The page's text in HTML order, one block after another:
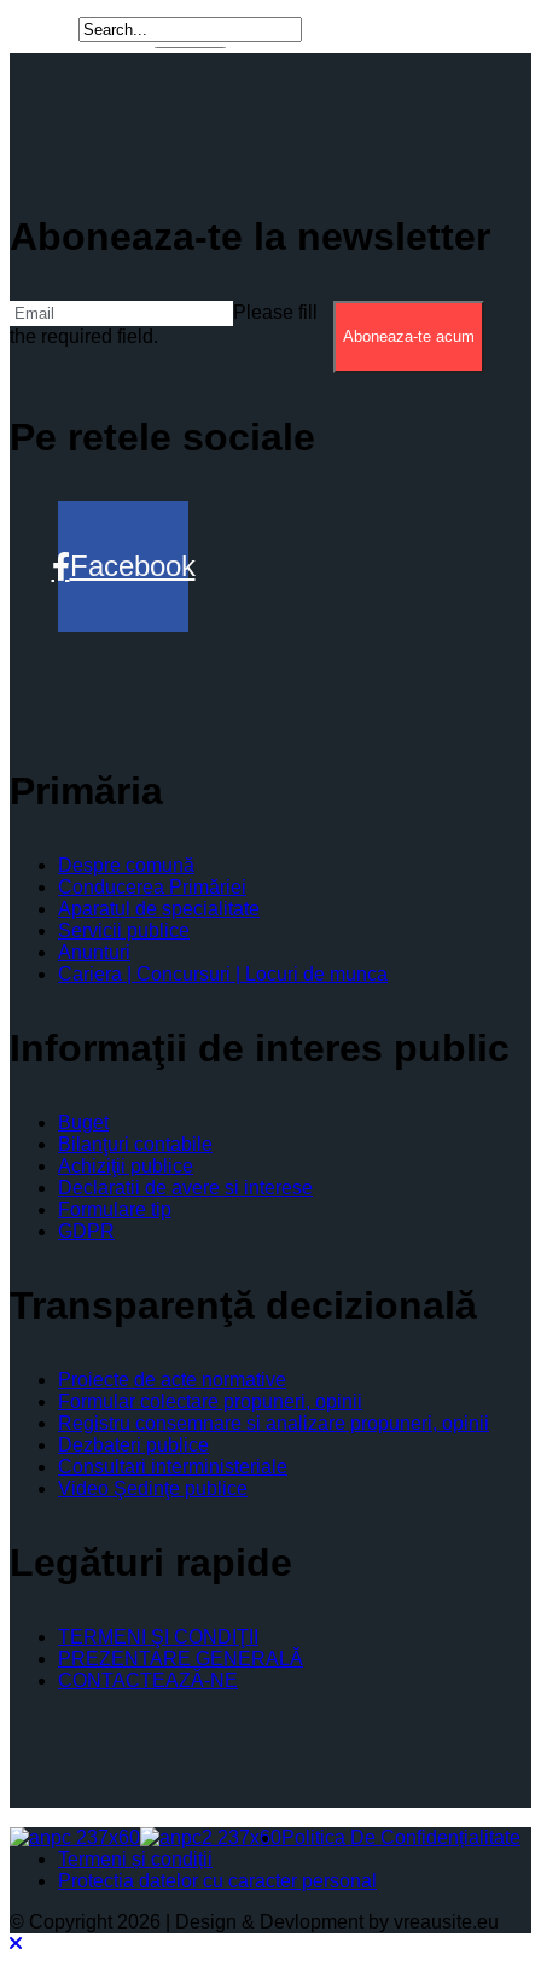
Aboneaza-te la newsletter
Please fill
the required field.
Aboneaza-te acum
Pe retele sociale
Facebook
Primăria
Despre comună
Conducerea Primăriei
Aparatul de specialitate
Servicii publice
Anunturi
Cariera | Concursuri | Locuri de munca
Informaţii de interes public
Buget
Bilanţuri contabile
Achiziţii publice
Declaratii de avere si interese
Formulare tip
GDPR
Transparenţă decizională
Proiecte de acte normative
Formular colectare propuneri, opinii
Registru consemnare si analizare propuneri, opinii
Dezbateri publice
Consultari interministeriale
Video Şedinţe publice
Legături rapide
TERMENI ŞI CONDIŢII
PREZENTARE GENERALĂ
CONTACTEAZĂ-NE
Politica De Confidențialitate
Termeni și condiții
Protectia datelor cu caracter personal
© Copyright 2026 | Design & Devlopment by vreausite.eu